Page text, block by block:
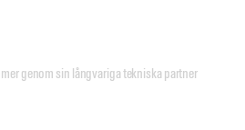
genom sin långvariga tekniska partner